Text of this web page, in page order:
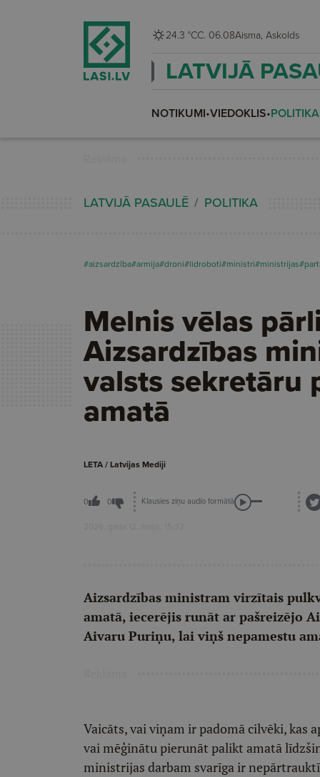
24.3 °CC. 06.08 Aisma, Askolds
LATVIJĀ
NOTIKUMI•VIEDOKLIS•POLITIKA
LATVIJĀ PASAULĒ POLITIKA
#aizsardzība#armija#droni#lidroboti#ministri#ministrijas
Melnis vēlas
Aizsardzības
valsts sekretāru
amatā
LETA / Latvijas Mediji
0 0 Klausies ziņu audio formātā
2026. gada 12. maijs, 15:32
Aizsardzības ministram virzītais
amatā, iecerējis runāt ar pašreizējo
Aivaru Puriņu, lai viņš nepamestu
Vaicāts, vai viņam ir padomā cilvēki, kas
vai mēģinātu pierunāt palikt amatā
ministrijas darbam svarīga ir